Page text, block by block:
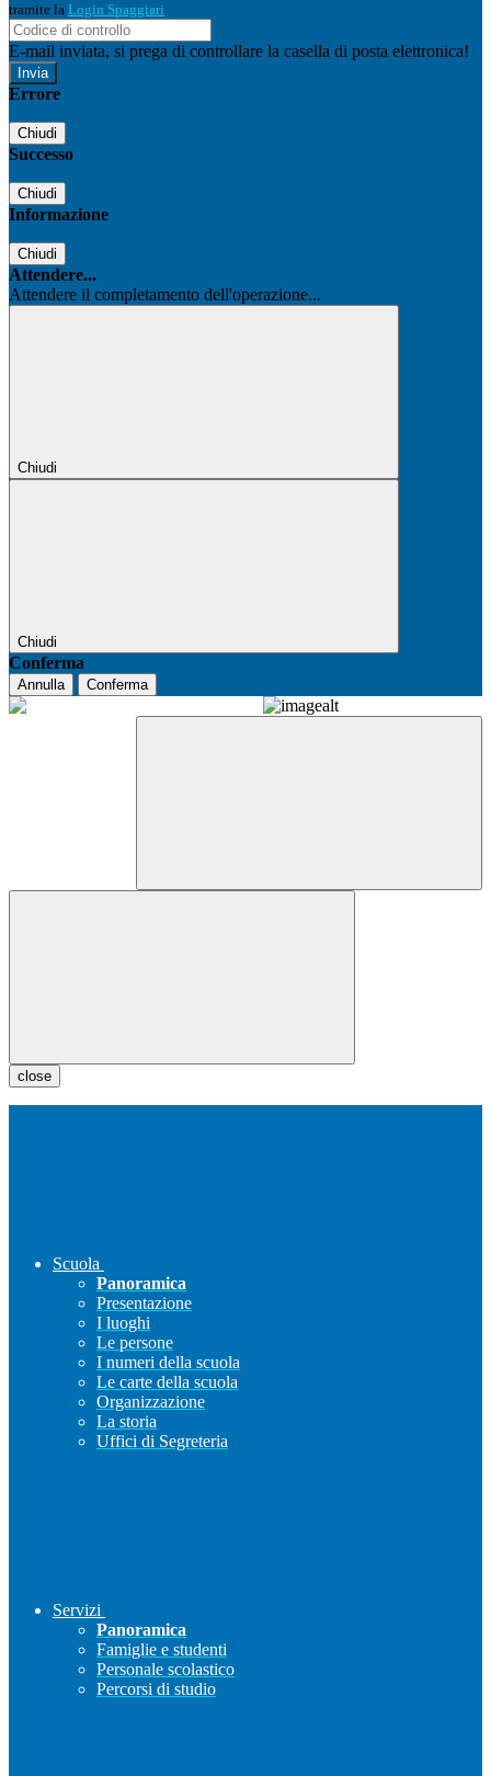
tramite la Login Spaggiari
E-mail inviata, si prega di controllare la casella di posta elettronica!
Errore
Chiudi
Successo
Chiudi
Informazione
Chiudi
Attendere...
Attendere il completamento dell'operazione...
Chiudi
Chiudi
Conferma
Annulla Conferma
close
Scuola
Panoramica
Presentazione
I luoghi
Le persone
I numeri della scuola
Le carte della scuola
Organizzazione
La storia
Uffici di Segreteria
Servizi
Panoramica
Famiglie e studenti
Personale scolastico
Percorsi di studio